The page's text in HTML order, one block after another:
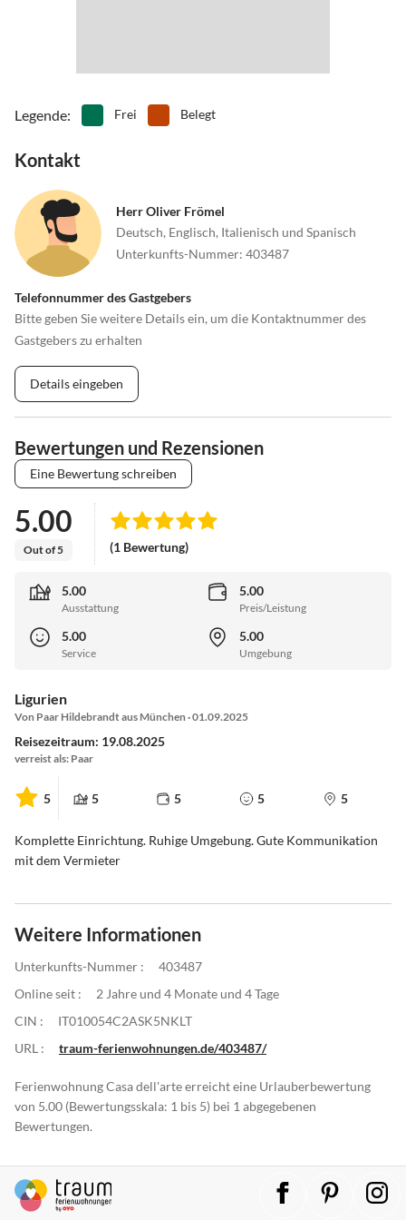
Legende: Frei Belegt
Kontakt
Herr Oliver Frömel
Deutsch, Englisch, Italienisch und Spanisch
Unterkunfts-Nummer: 403487
Telefonnummer des Gastgebers
Bitte geben Sie weitere Details ein, um die Kontaktnummer des
Gastgebers zu erhalten
Details eingeben
Bewertungen und Rezensionen
Eine Bewertung schreiben
5.00
Out of 5 (1 Bewertung)
5.00
Ausstattung
5.00
Preis/Leistung
5.00
Service
5.00
Umgebung
Ligurien
Von Paar Hildebrandt aus München · 01.09.2025
Reisezeitraum: 19.08.2025
verreist als: Paar
5 5 5 5 5
Komplette Einrichtung. Ruhige Umgebung. Gute Kommunikation
mit dem Vermieter
Weitere Informationen
Unterkunfts-Nummer :
403487
Online seit :
2 Jahre und 4 Monate und 4 Tage
CIN :
IT010054C2ASK5NKLT
URL :
traum-ferienwohnungen.de/403487/
Ferienwohnung Casa dell'arte erreicht eine Urlauberbewertung
von 5.00 (Bewertungsskala: 1 bis 5) bei 1 abgegebenen
Bewertungen.